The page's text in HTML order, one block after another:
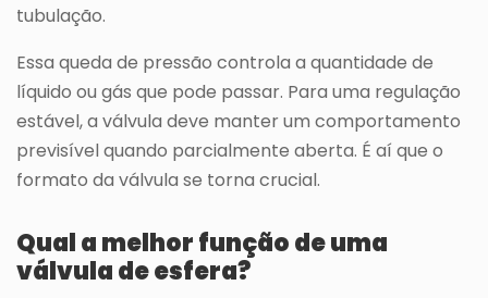
tubulação.
Essa queda de pressão controla a quantidade de
líquido ou gás que pode passar. Para uma regulação
estável, a válvula deve manter um comportamento
previsível quando parcialmente aberta. É aí que o
formato da válvula se torna crucial.
Qual a melhor função de uma
válvula de esfera?